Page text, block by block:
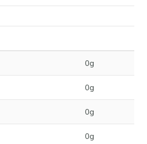
0g
0g
0g
0g